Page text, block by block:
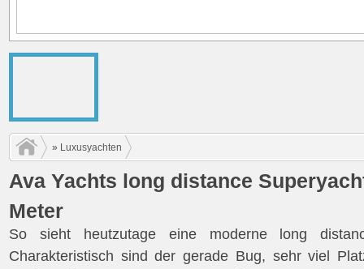
» Luxusyachten
Ava Yachts long distance
Meter
So sieht heutzutage eine moderne long
Charakteristisch sind der gerade Bug, sehr viel